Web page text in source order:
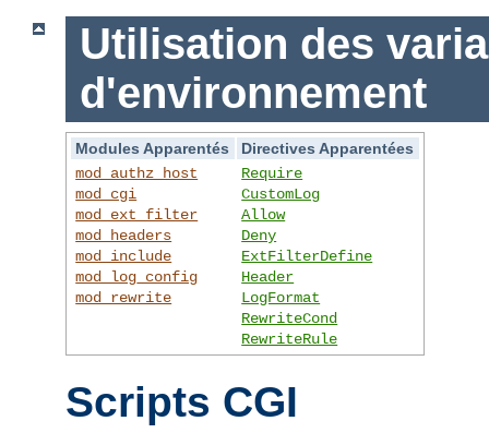
Utilisation des
d'environnement
Modules Apparentés
Directives Apparentées
mod_authz_host
mod_cgi
mod_ext_filter
mod_headers
mod_include
mod_log_config
mod_rewrite
Require
CustomLog
Allow
Deny
ExtFilterDefine
Header
LogFormat
RewriteCond
RewriteRule
Scripts CGI